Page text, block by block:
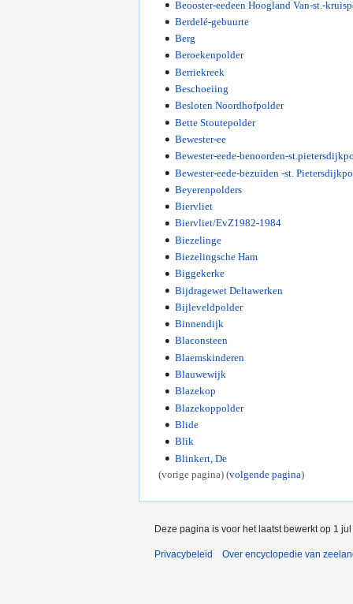
Beooster-eedeen Hoogland Van-st.-
Berdelé-gebuurte
Berg
Beroekenpolder
Berriekreek
Beschoeiing
Besloten Noordhofpolder
Bette Stoutepolder
Bewester-ee
Bewester-eede-benoorden-
Bewester-eede-bezuiden -st.
Beyerenpolders
Biervliet
Biervliet/EvZ1982-1984
Biezelinge
Biezelingsche Ham
Biggekerke
Bijdragewet Deltawerken
Bijleveldpolder
Binnendijk
Blaconsteen
Blaemskinderen
Blauwewijk
Blazekop
Blazekoppolder
Blide
Blik
Blinkert, De
(vorige pagina) (volgende pagina)
Deze pagina is voor het laatst bewerkt op 1
Privacybeleid Over encyclopedie van